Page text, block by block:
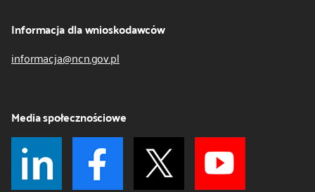
Informacja dla wnioskodawców
informacja@ncn.gov.pl
Media społecznościowe